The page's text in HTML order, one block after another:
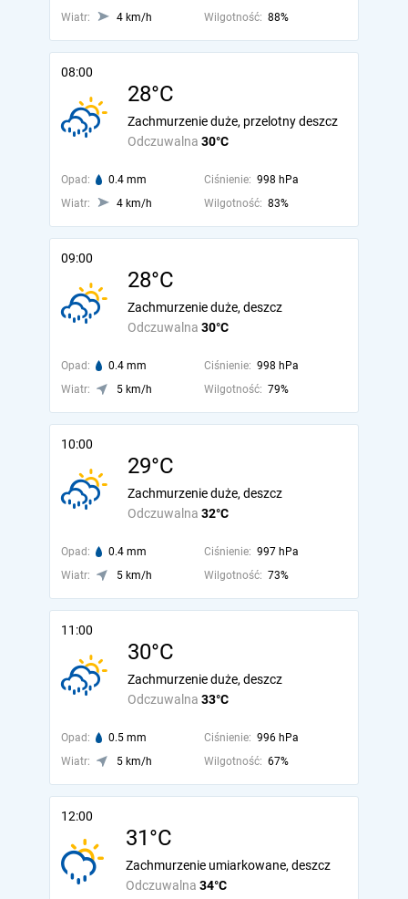
Wiatr: 4 km/h Wilgotność: 88%
08:00
28°C
Odczuwalna 30°C
Zachmurzenie duże, przelotny deszcz
Opad: 0.4 mm Ciśnienie: 998 hPa
Wiatr:
4 km/h Wilgotność: 83%
09:00
28°C
Odczuwalna 30°C
Zachmurzenie duże, deszcz
Opad: 0.4 mm Ciśnienie: 998 hPa
Wiatr:
5 km/h Wilgotność: 79%
10:00
29°C
Odczuwalna 32°C
Zachmurzenie duże, deszcz
Opad: 0.4 mm Ciśnienie: 997 hPa
Wiatr:
5 km/h Wilgotność: 73%
11:00
30°C
Odczuwalna 33°C
Zachmurzenie duże, deszcz
Opad: 0.5 mm Ciśnienie: 996 hPa
Wiatr:
5 km/h Wilgotność: 67%
12:00
31°C
Odczuwalna 34°C
Zachmurzenie umiarkowane, deszcz